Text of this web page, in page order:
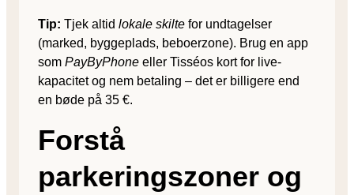
Tip: Tjek altid lokale skilte for undtagelser
(marked, byggeplads, beboerzone). Brug en app
som PayByPhone eller Tisséos kort for live-
kapacitet og nem betaling – det er billigere end
en bøde på 35 €.
Forstå
parkeringszoner og